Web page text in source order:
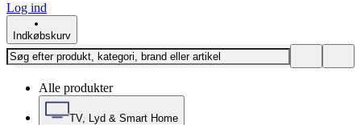
Log ind
Indkøbskurv
Alle produkter
TV, Lyd & Smart Home